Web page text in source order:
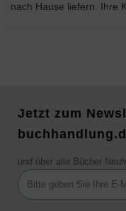
nach Hause liefern. Ihre
Jetzt zum
und über alle Bücher